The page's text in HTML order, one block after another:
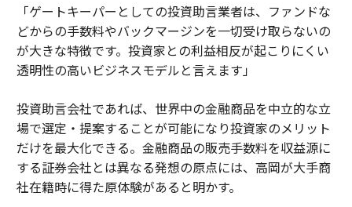
「ゲートキーパーとしての投資助言業者は、ファンドな
どからの手数料やバックマージンを一切受け取らないの
が大きな特徴です。投資家との利益相反が起こりにくい
透明性の高いビジネスモデルと言えます」
投資助言会社であれば、世界中の金融商品を中立的な立
場で選定・提案することが可能になり投資家のメリット
だけを最大化できる。金融商品の販売手数料を収益源に
する証券会社とは異なる発想の原点には、高岡が大手商
社在籍時に得た原体験があると明かす。